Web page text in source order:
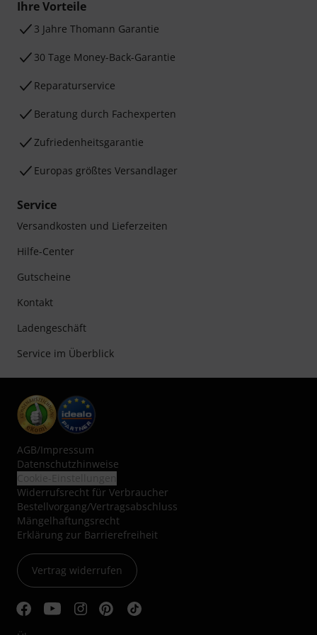
Ihre Vorteile
3 Jahre Thomann Garantie
30 Tage Money-Back-Garantie
Reparaturservice
Beratung durch Fachexperten
Zufriedenheitsgarantie
Europas größtes Versandlager
Service
Versandkosten und Lieferzeiten
Hilfe-Center
Gutscheine
Kontakt
Ladengeschäft
Service im Überblick
AGB/Impressum
Datenschutzhinweise
Widerrufsrecht für Verbraucher
Bestellvorgang/Vertragsabschluss
Mängelhaftungsrecht
Erklärung zur Barrierefreiheit
Vertrag widerrufen